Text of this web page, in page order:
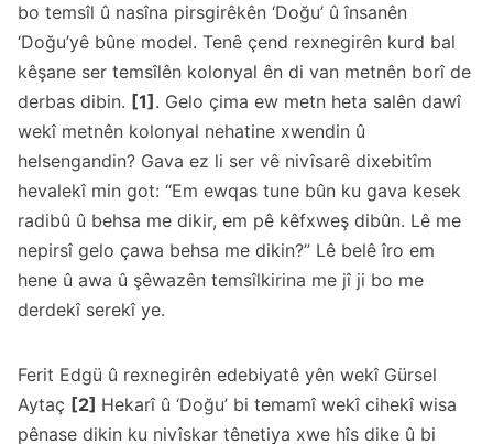
bo temsîl û nasîna pirsgirêkên ‘Doğu’ û însanên
‘Doğu’yê bûne model. Tenê çend rexnegirên kurd bal
kêşane ser temsîlên kolonyal ên di van metnên borî de
derbas dibin. [1] . Gelo çima ew metn heta salên dawî
wekî metnên kolonyal nehatine xwendin û
helsengandin? Gava ez li ser vê nivîsarê dixebitîm
hevalekî min got: “Em ewqas tune bûn ku gava kesek
radibû û behsa me dikir, em pê kêfxweş dibûn. Lê me
nepirsî gelo çawa behsa me dikin?” Lê belê îro em
hene û awa û şêwazên temsîlkirina me jî ji bo me
derdekî serekî ye.
Ferit Edgü û rexnegirên edebiyatê yên wekî Gürsel
Aytaç [2] Hekarî û ‘Doğu’ bi temamî wekî cihekî wisa
pênase dikin ku nivîskar tênetiya xwe hîs dike û bi